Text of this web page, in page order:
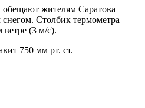
жителям Саратова
Столбик термометра
ветре (3 м/с).
750 мм рт. ст.